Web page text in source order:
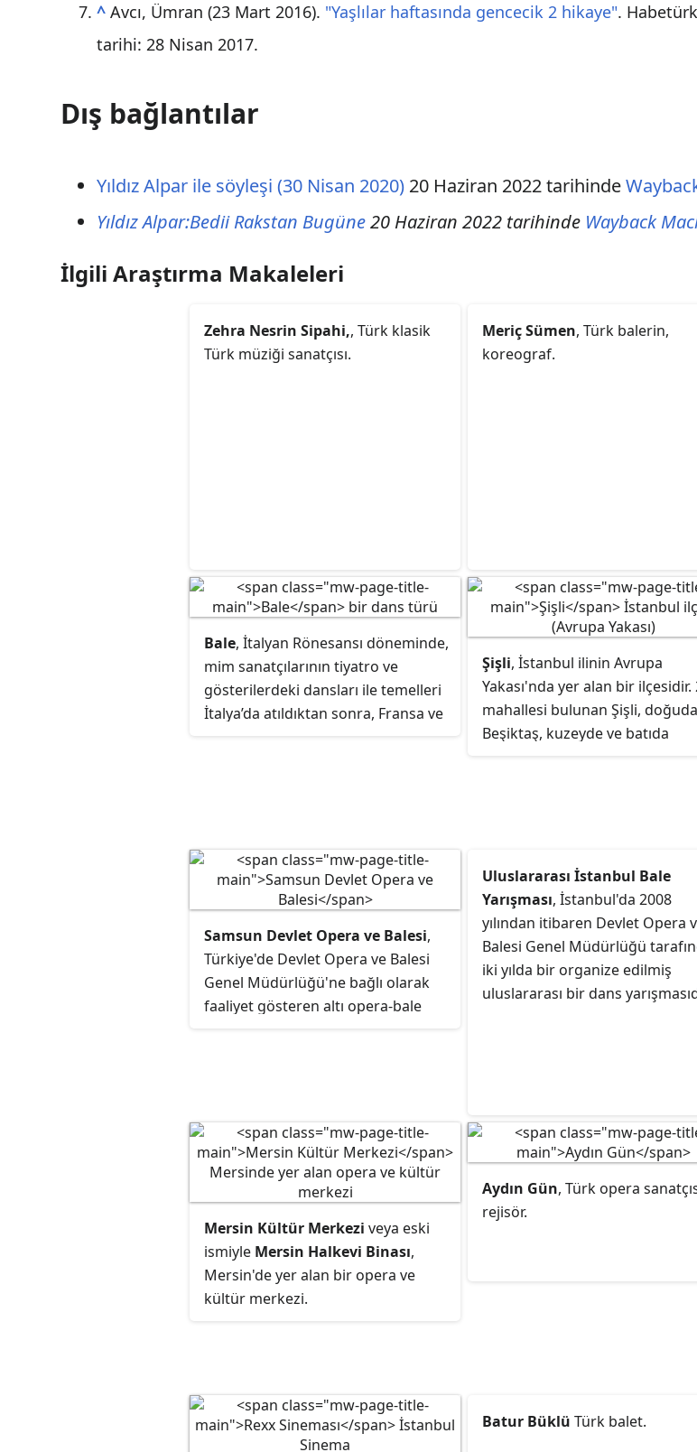
^ Avcı, Ümran (23 Mart 2016). "Yaşlılar haftasında gencecik 2 hikaye".
tarihi:28 Nisan 2017.
Dış bağlantılar
Yıldız Alpar ile söyleşi (30 Nisan 2020) 20 Haziran 2022 tarihinde
Yıldız Alpar:Bedii Rakstan Bugüne20 Haziran 2022 tarihinde Wayback
İlgili Araştırma Makaleleri
Zehra Nesrin Sipahi,, Türk klasik
Türk müziği sanatçısı.
Meriç Sümen, Türk balerin,
koreograf.
Bale, İtalyan Rönesansı döneminde,
mim sanatçılarının tiyatro ve
gösterilerdeki dansları ile temelleri
İtalya’da atıldıktan sonra, Fransa ve
dansı etkilemiştir.
Şişli, İstanbul ilinin Avrupa
Yakası'nda yer alan bir ilçesidir.
mahallesi bulunan Şişli, doğuda
Beşiktaş, kuzeyde ve batıda
Samsun Devlet Opera ve Balesi,
Türkiye'de Devlet Opera ve Balesi
Genel Müdürlüğü'ne bağlı olarak
faaliyet gösteren altı opera-bale
ve Turizm Bakanlığı tarafından
Devlet Opera ve Balesi Genel
Müdürlüğü'ne devredilmiş,
mimarisi opera binası olacak
Atatürk Kültür Merkezi binasında
gerçekleştirmektedir. Sahnelenen
ilk eser, librettosu Aytaç Yalman'a,
tarihinde 'Amazonlar' isimli bale
eseri ile gerçekleştirilmiştir.
Uluslararası İstanbul Bale
Yarışması, İstanbul'da 2008
yılından itibaren Devlet Opera
Balesi Genel Müdürlüğü
iki yılda bir organize edilmiş
uluslararası bir dans
Mersin Kültür Merkezi veya eski
ismiyle Mersin Halkevi Binası,
Mersin'de yer alan bir opera ve
kültür merkezi.
Aydın Gün, Türk opera
rejisör.
Batur Büklü Türk balet.